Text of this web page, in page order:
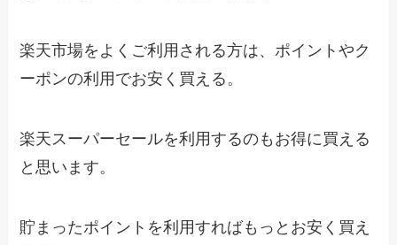
楽天市場をよくご利用される方は、ポイントやク
ーポンの利用でお安く買える。
楽天スーパーセールを利用するのもお得に買える
と思います。
貯まったポイントを利用すればもっとお安く買え